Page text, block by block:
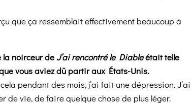
que ça ressemblait effectivement beaucoup à
la noirceur deJ’ai rencontré le Diableétait telle
vous aviez dû partir aux États-Unis.
pendant des mois, j’ai fait une dépression. J’ai
vie, de faire quelque chose de plus léger.